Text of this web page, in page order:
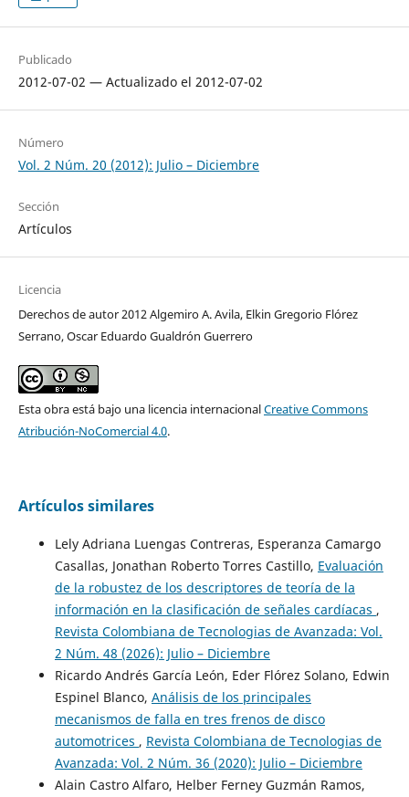
Publicado
2012-07-02 — Actualizado el 2012-07-02
Número
Vol. 2 Núm. 20 (2012): Julio – Diciembre
Sección
Artículos
Licencia
Derechos de autor 2012 Algemiro A. Avila, Elkin Gregorio Flórez
Serrano, Oscar Eduardo Gualdrón Guerrero
Esta obra está bajo una licencia internacionalCreative Commons
Atribución-NoComercial 4.0.
Artículos similares
Lely Adriana Luengas Contreras, Esperanza Camargo
Casallas, Jonathan Roberto Torres Castillo, Evaluación
de la robustez de los descriptores de teoría de la
información en la clasificación de señales cardíacas ,
Revista Colombiana de Tecnologias de Avanzada: Vol.
2 Núm. 48 (2026): Julio – Diciembre
Ricardo Andrés García León, Eder Flórez Solano, Edwin
Espinel Blanco, Análisis de los principales
mecanismos de falla en tres frenos de disco
automotrices , Revista Colombiana de Tecnologias de
Avanzada: Vol. 2 Núm. 36 (2020): Julio – Diciembre
Alain Castro Alfaro, Helber Ferney Guzmán Ramos,